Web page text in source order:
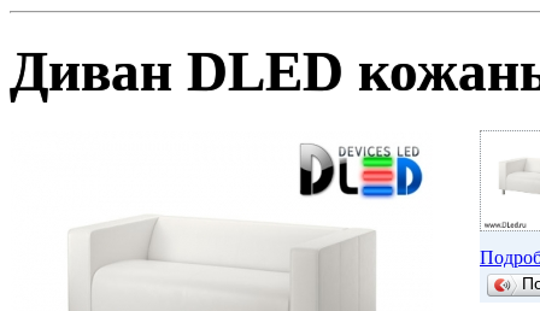
Диван DLED